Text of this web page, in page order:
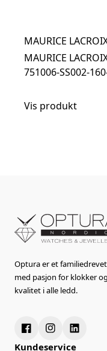
MAURICE
MAURICE
751006-SS002-
Vis produkt
Optura er et
med pasjon for klokker
kvalitet i alle ledd.
Kundeservice